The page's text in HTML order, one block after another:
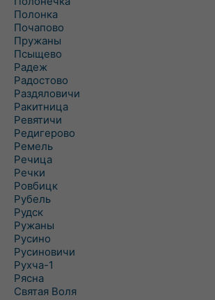
Полонка
Почапово
Пружаны
Псыщево
Радеж
Радостово
Раздяловичи
Ракитница
Ревятичи
Редигерово
Ремель
Речица
Речки
Ровбицк
Рубель
Рудск
Ружаны
Русино
Русиновичи
Рухча-1
Рясна
Святая Воля